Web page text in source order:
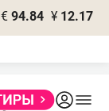
€ 94.84 ¥ 12.17